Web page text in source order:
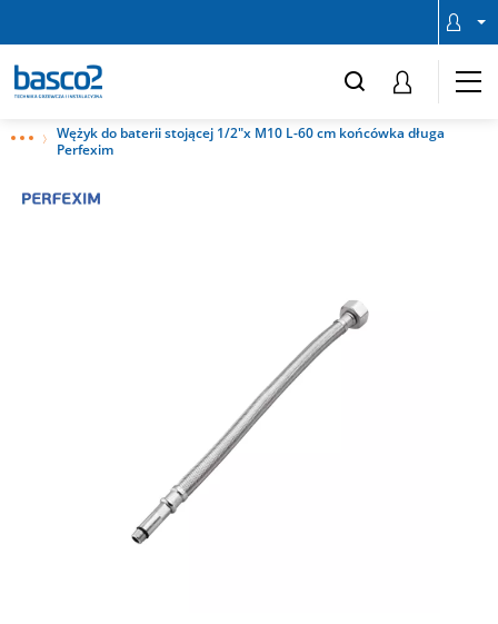
Wężyk do baterii stojącej 1/2"x M10 L-60 cm końcówka długa
Perfexim